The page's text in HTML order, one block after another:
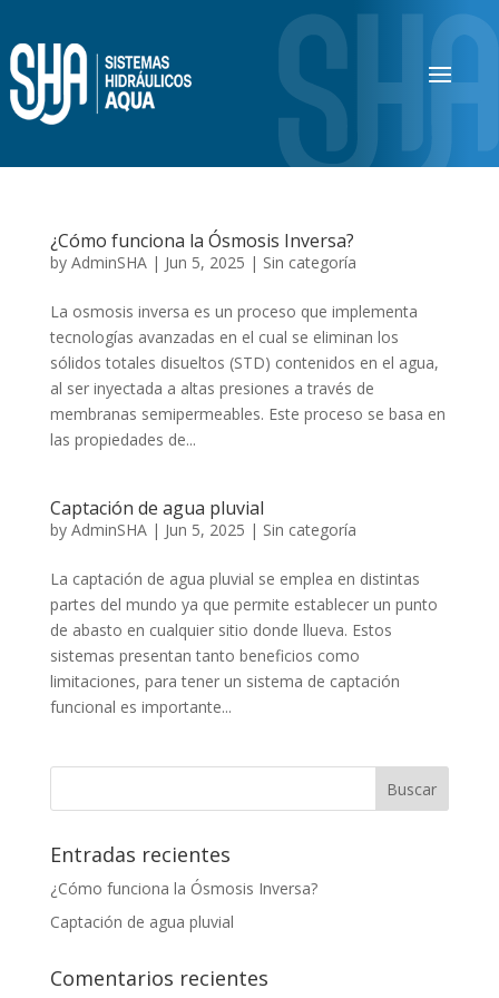
¿Cómo funciona la Ósmosis Inversa?
by AdminSHA| Jun 5, 2025 | Sin categoría
La osmosis inversa es un proceso que implementa
tecnologías avanzadas en el cual se eliminan los
sólidos totales disueltos (STD) contenidos en el agua,
al ser inyectada a altas presiones a través de
membranas semipermeables. Este proceso se basa en
las propiedades de...
Captación de agua pluvial
by AdminSHA| Jun 5, 2025 | Sin categoría
La captación de agua pluvial se emplea en distintas
partes del mundo ya que permite establecer un punto
de abasto en cualquier sitio donde llueva. Estos
sistemas presentan tanto beneficios como
limitaciones, para tener un sistema de captación
funcional es importante...
Entradas recientes
¿Cómo funciona la Ósmosis Inversa?
Captación de agua pluvial
Comentarios recientes